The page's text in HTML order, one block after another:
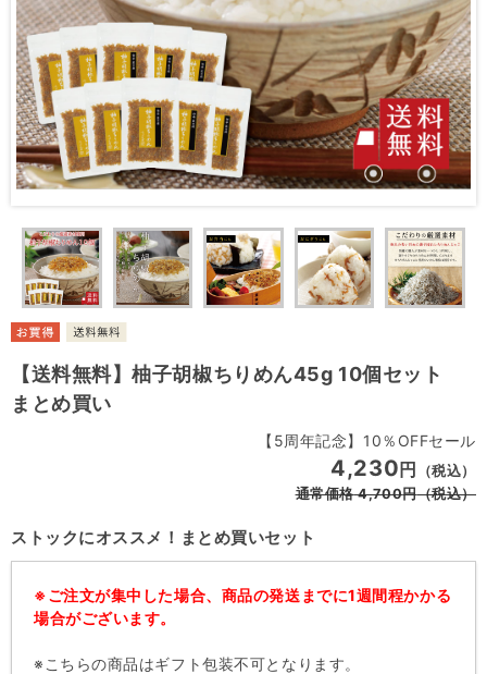
【送料無料】柚子胡椒ちりめん45g 10個セット
まとめ買い
ストックにオススメ！まとめ買いセット
【5周年記念】10％OFFセール
4,230円
（税込）
通常価格4,700円（税込）
※ご注文が集中した場合、商品の発送までに1週間程かかる
場合がございます。
※こちらの商品はギフト包装不可となります。